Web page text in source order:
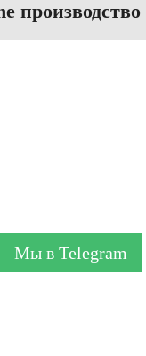
Мы в Telegram